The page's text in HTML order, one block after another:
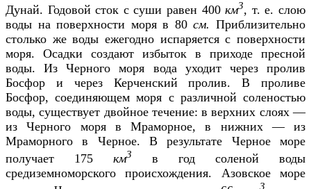
Дунай. Годовой сток с суши равен 400км3, т. е. слою
воды на поверхности моря в 80см.Приблизительно
столько же воды ежегодно испаряется с поверхности
моря. Осадки создают избыток в приходе пресной
воды. Из Черного моря вода уходит через пролив
Босфор и через Керченский пролив. В проливе
Босфор, соединяющем моря с различной соленостью
воды, существует двойное течение: в верхних слоях —
из Черного моря в Мраморное, в нижних — из
Мраморного в Черное. В результате Черное море
получает 175 км3
в год соленой воды
средиземноморского происхождения. Азовское море
3